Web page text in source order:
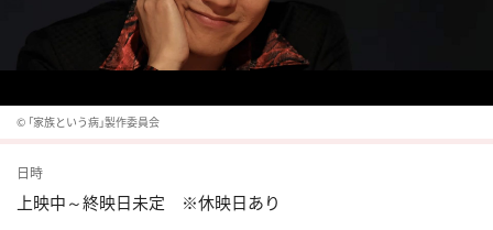
© 「家族という病」製作委員会
日時
上映中～終映日未定 ※休映日あり